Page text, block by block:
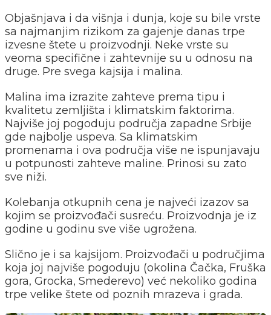
Objašnjava i da višnja i dunja, koje su bile vrste
sa najmanjim rizikom za gajenje danas trpe
izvesne štete u proizvodnji. Neke vrste su
veoma specifične i zahtevnije su u odnosu na
druge. Pre svega kajsija i malina.
Malina ima izrazite zahteve prema tipu i
kvalitetu zemljišta i klimatskim faktorima.
Najviše joj pogoduju područja zapadne Srbije
gde najbolje uspeva. Sa klimatskim
promenama i ova područja više ne ispunjavaju
u potpunosti zahteve maline. Prinosi su zato
sve niži.
Kolebanja otkupnih cena je najveći izazov sa
kojim se proizvođači susreću. Proizvodnja je iz
godine u godinu sve više ugrožena.
Slično je i sa kajsijom. Proizvođači u područjima
koja joj najviše pogoduju (okolina Čačka, Fruška
gora, Grocka, Smederevo) već nekoliko godina
trpe velike štete od poznih mrazeva i grada.